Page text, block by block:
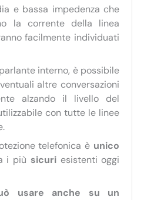
e bassa impedenza che
la corrente della linea
facilmente individuati
interno, è possibile
altre conversazioni
alzando il livello del
con tutte le linee
telefonica è unico
i più sicuriesistenti oggi
usare anche su un